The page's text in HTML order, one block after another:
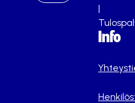
|
Info